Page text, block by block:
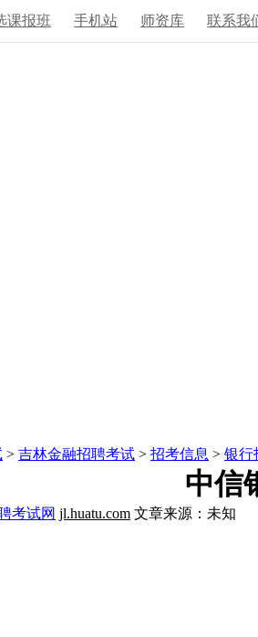
课报班 手机站 师资库 联系我
> 吉林金融招聘考试 > 招考信息 > 银行
中信
考试网 jl.huatu.com 文章来源：未知